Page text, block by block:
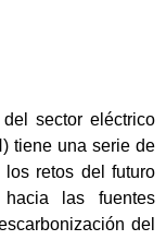
sector eléctrico
tiene una serie de
retos del futuro
las fuentes
del